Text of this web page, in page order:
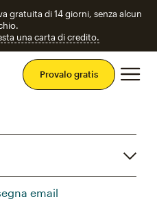
gratuita di 14 giorni, senza alcun
una carta di credito.
Provalo gratis
email